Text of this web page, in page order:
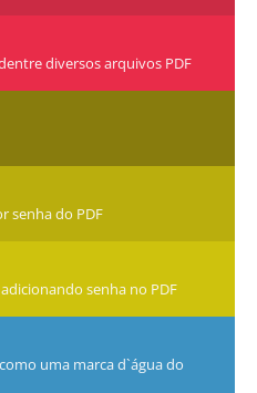
diversos arquivos PDF
senha do PDF
senha no PDF
uma marca d`água do